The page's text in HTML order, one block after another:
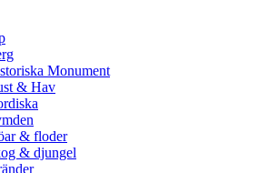
Monument
& Hav
& floder
& djungel